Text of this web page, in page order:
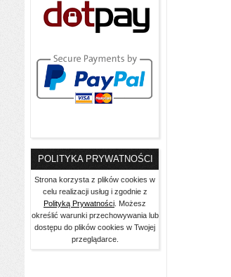
POLITYKA PRYWATNOŚCI
Strona korzysta z plików cookies w
celu realizacji usług i zgodnie z
Polityką Prywatności . Możesz
określić warunki przechowywania lub
dostępu do plików cookies w Twojej
przeglądarce.